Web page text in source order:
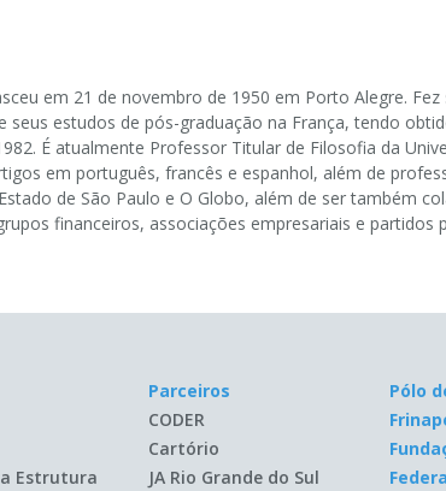
em 21 de novembro de 1950 em Porto Alegre.
estudos de pós-graduação na França, tendo
É atualmente Professor Titular de Filosofia da
em português, francês e espanhol, além de
de São Paulo e O Globo, além de ser também
financeiros, associações empresariais e partidos
Estrutura
Parceiros
CODER
Cartório
JA Rio Grande do Sul
Pólo